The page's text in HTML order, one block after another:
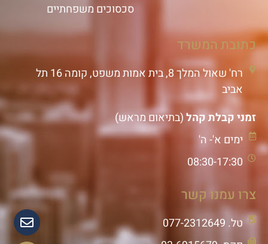
סכסוכים משפחתיים
כתובת המשרד
רח' שאול המלך 8, בית אמות משפט, קומה 16 תל
אביב
זמני קבלת קהל(בתיאום מראש)
ימים א'- ה'
08:30-17:30
צרו עמנו קשר
טל. 077-2312649